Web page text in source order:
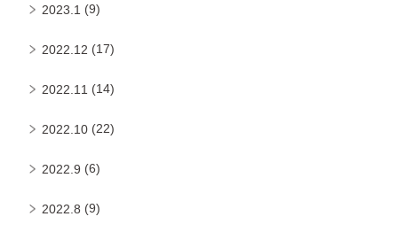
2023.1 (9)
2022.12 (17)
2022.11 (14)
2022.10 (22)
2022.9 (6)
2022.8 (9)